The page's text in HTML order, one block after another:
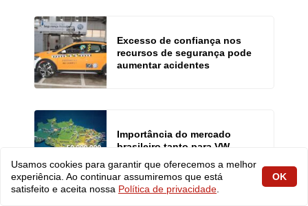
Excesso de confiança nos
recursos de segurança pode
aumentar acidentes
Importância do mercado
brasileiro tanto para VW
quanto para Fiat
Usamos cookies para garantir que oferecemos a melhor
experiência. Ao continuar assumiremos que está
satisfeito e aceita nossa Política de privacidade
OK